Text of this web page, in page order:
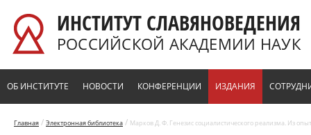
ИНСТИТУТ СЛАВЯНОВЕДЕНИЯ
РОССИЙСКОЙ АКАДЕМИИ НАУК
ОБ ИНСТИТУТЕ НОВОСТИ КОНФЕРЕНЦИИ ИЗДАНИЯ
Главная / Электронная библиотека / Марков Д. Ф. Генезис социалистического реализма. Из